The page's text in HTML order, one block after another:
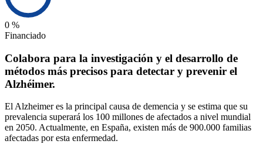
0 %
Financiado
Colabora para la investigación y el desarrollo de
métodos más precisos para detectar y prevenir el
Alzhéimer.
El Alzheimer es la principal causa de demencia y se estima que su
prevalencia superará los 100 millones de afectados a nivel mundial
en 2050. Actualmente, en España, existen más de 900.000 familias
afectadas por esta enfermedad.